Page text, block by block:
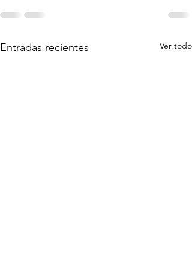
Entradas recientes Ver todo